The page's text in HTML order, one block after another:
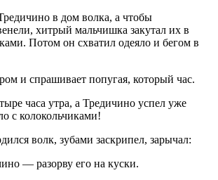
в дом волка, а чтобы
хитрый мальчишка закутал их в
Потом он схватил одеяло и бегом в
и спрашивает попугая, который час.
часа утра, а Тредичино успел уже
с колокольчиками!
волк, зубами заскрипел, зарычал:
— разорву его на куски.